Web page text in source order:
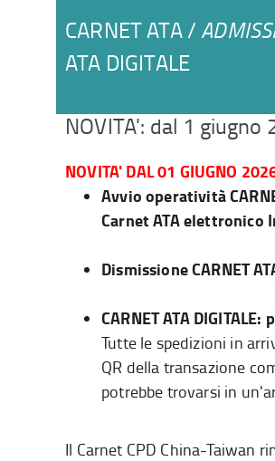
CARNET ATA /
ATA DIGITALE
NOVITA': dal 1
NOVITA' DAL 01 GIUGNO
Avvio operatività
Carnet ATA elettronico
Dismissione CARNET
CARNET ATA
Tutte le spedizioni in
QR della transazione
potrebbe trovarsi in
Il Carnet CPD China-Taiwan